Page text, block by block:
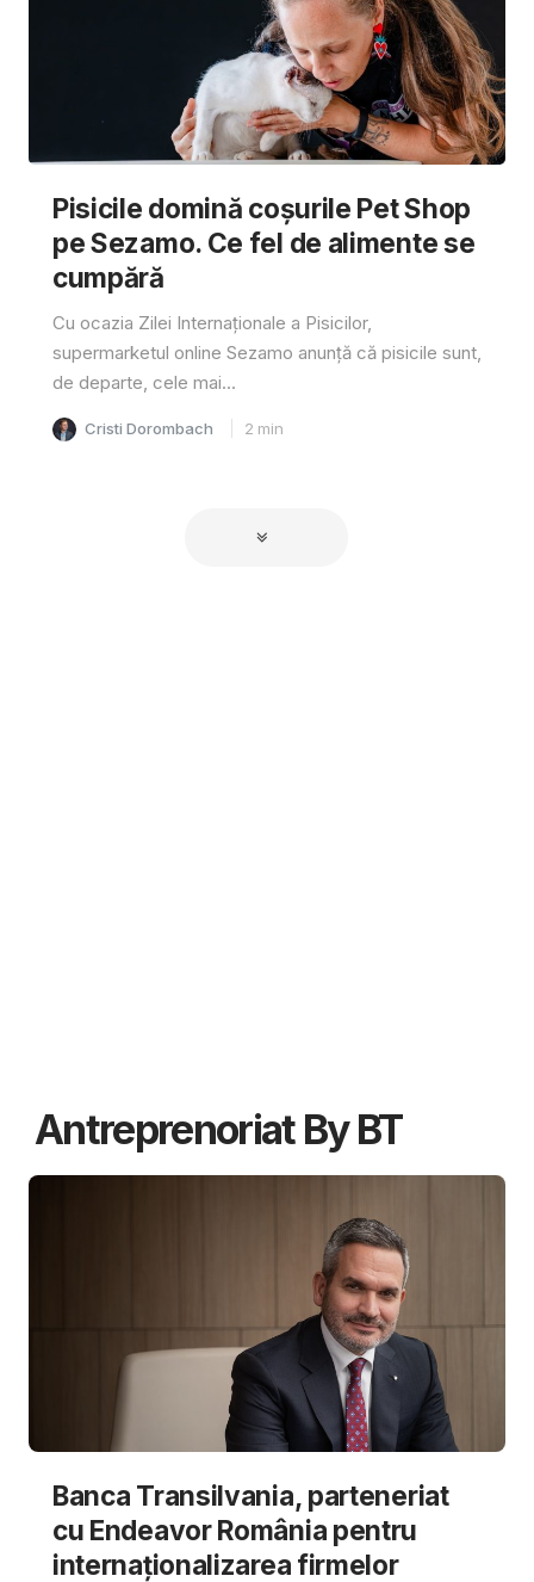
Pisicile domină coșurile Pet Shop
pe Sezamo. Ce fel de alimente se
cumpără
Cu ocazia Zilei Internaționale a Pisicilor,
supermarketul online Sezamo anunță că pisicile sunt,
de departe, cele mai...
Cristi Dorombach 2 min
Antreprenoriat By BT
Banca Transilvania, parteneriat
cu Endeavor România pentru
internaționalizarea firmelor